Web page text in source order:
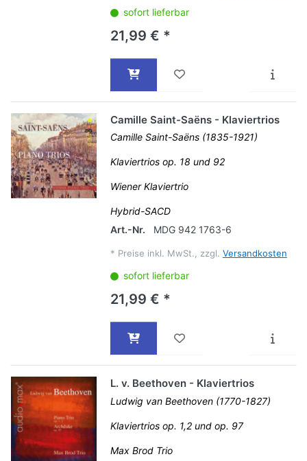
sofort lieferbar
21,99 € *
Camille Saint-Saëns - Klaviertrios
Camille Saint-Saëns (1835-1921)
Klaviertrios op. 18 und 92
Wiener Klaviertrio
Hybrid-SACD
Art.-Nr.
MDG 942 1763-6
* Preise inkl. MwSt., zzgl. Versandkosten
sofort lieferbar
21,99 € *
L. v. Beethoven - Klaviertrios
Ludwig van Beethoven (1770-1827)
Klaviertrios op. 1,2 und op. 97
Max Brod Trio